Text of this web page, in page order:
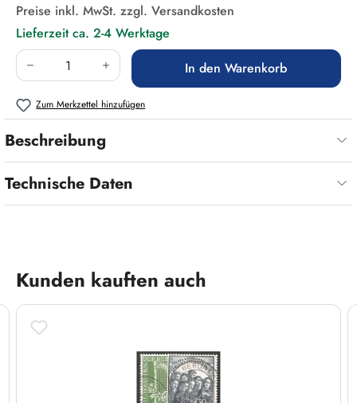
Preise inkl. MwSt. zzgl. Versandkosten
Lieferzeit ca. 2-4 Werktage
Produkt Anzahl: Gib den gewünschten Wert
In den Warenkorb
Zum Merkzettel hinzufügen
Beschreibung
Technische Daten
Produktgalerie überspringen
Kunden kauften auch